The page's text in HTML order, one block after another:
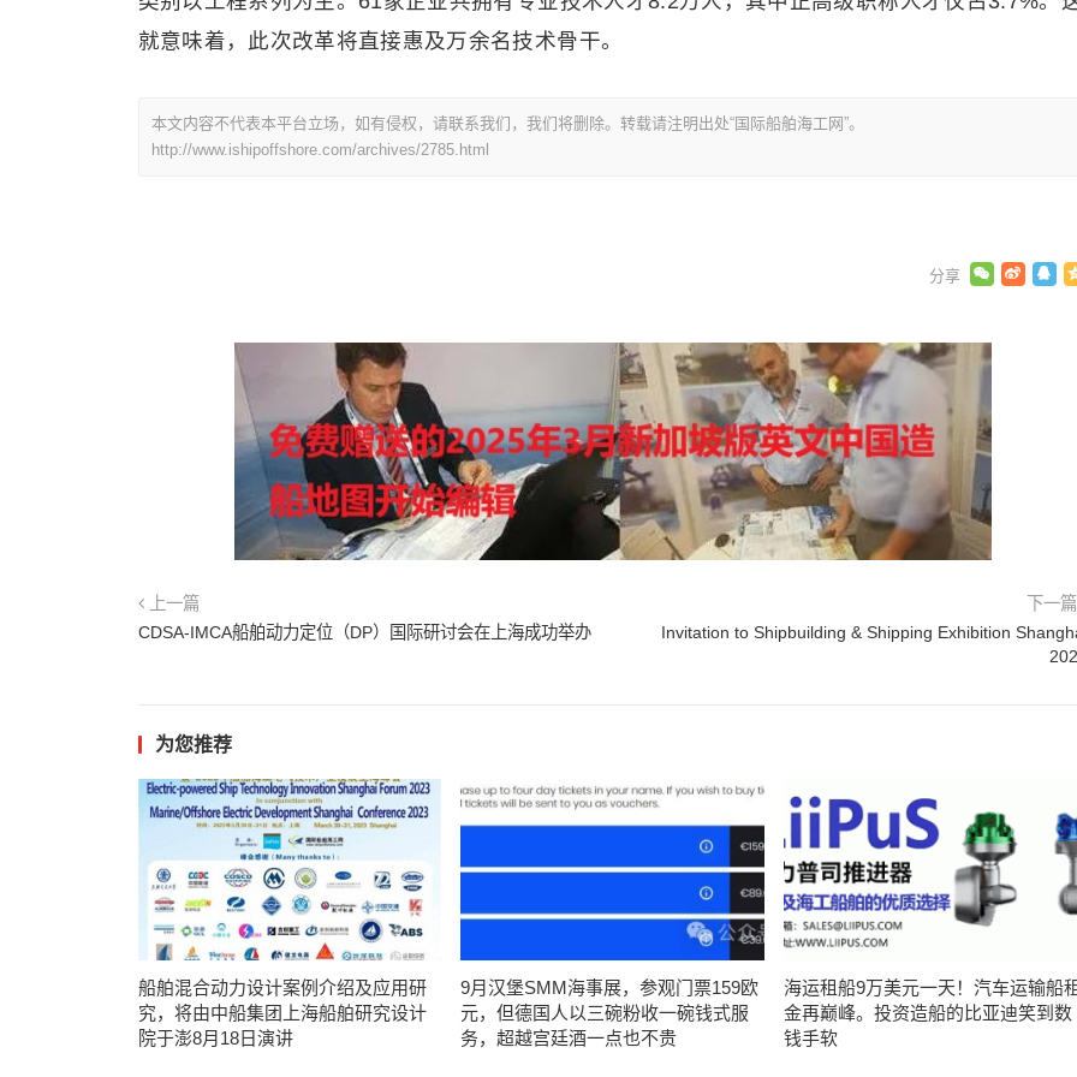
就意味着，此次改革将直接惠及万余名技术骨干。
本文内容不代表本平台立场，如有侵权，请联系我们，我们将删除。转载请注明出处“国际船舶海工网”。
http://www.ishipoffshore.com/archives/2785.html
上一篇
CDSA-IMCA船舶动力定位（DP）国际研讨会在上海成功举办
下一
Invitation to Shipbuilding & Shipping Exhibition
为您推荐
船舶混合动力设计案例介绍及应用研
究，将由中船集团上海船舶研究设计
院于澎8月18日演讲
9月汉堡SMM海事展，参观门票159欧
元，但德国人以三碗粉收一碗钱式服
务，超越宫廷酒一点也不贵
海运租船9万美元一天！汽车运输船
金再巅峰。投资造船的比亚迪笑到数
钱手软